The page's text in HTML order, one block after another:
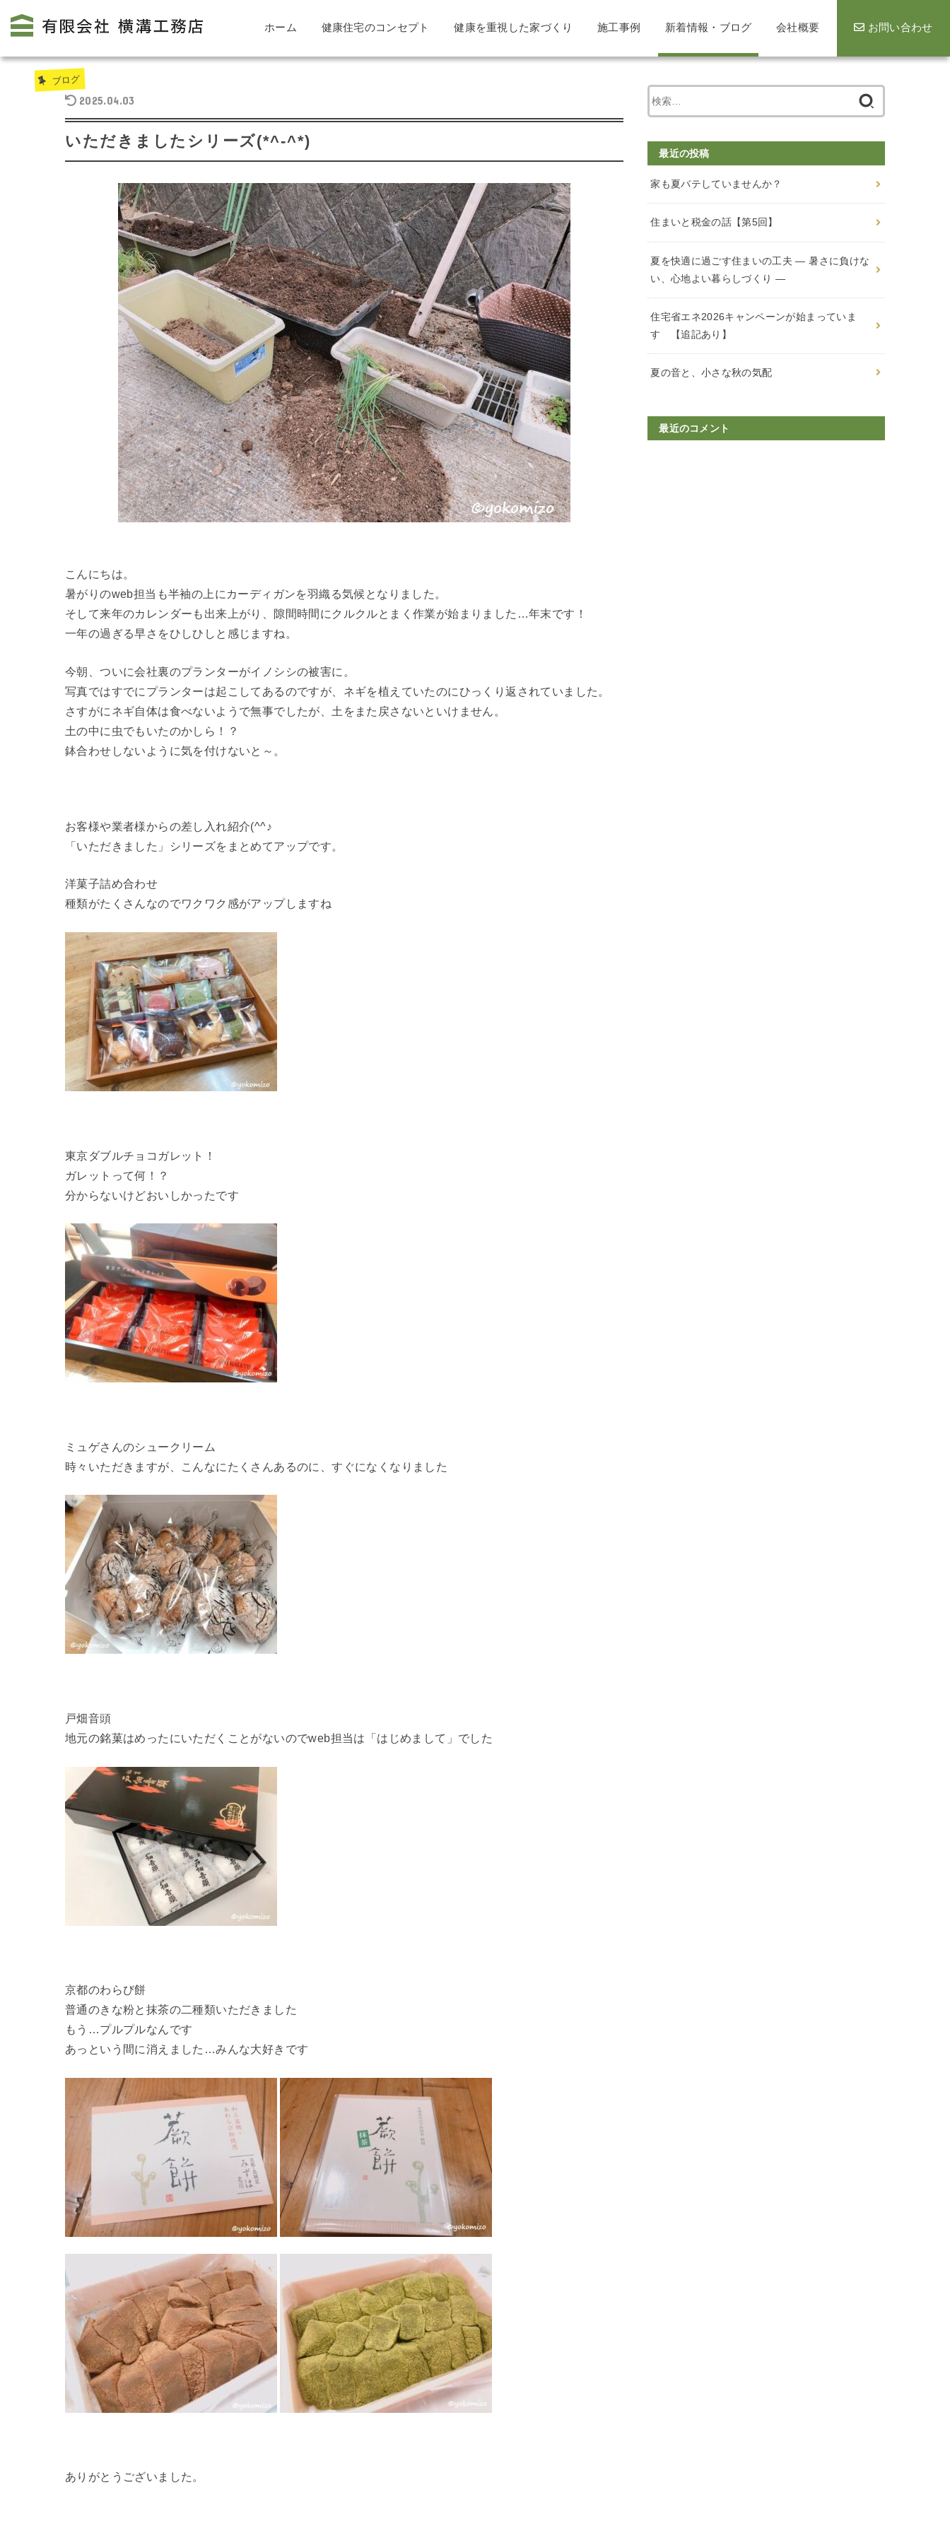
ホーム 健康住宅のコンセプト 健康を重視した家づくり 施工事例 新着情報・ブログ 会社概要 お問い合わせ
ブログ
2025.04.03
いただきましたシリーズ(*^-^*)
こんにちは。
暑がりのweb担当も半袖の上にカーディガンを羽織る気候となりました。
そして来年のカレンダーも出来上がり、隙間時間にクルクルとまく作業が始まりました…年末です！
一年の過ぎる早さをひしひしと感じますね。
今朝、ついに会社裏のプランターがイノシシの被害に。
写真ではすでにプランターは起こしてあるのですが、ネギを植えていたのにひっくり返されていました。
さすがにネギ自体は食べないようで無事でしたが、土をまた戻さないといけません。
土の中に虫でもいたのかしら！？
鉢合わせしないように気を付けないと～。
お客様や業者様からの差し入れ紹介(^^♪
「いただきました」シリーズをまとめてアップです。
洋菓子詰め合わせ
種類がたくさんなのでワクワク感がアップしますね
東京ダブルチョコガレット！
ガレットって何！？
分からないけどおいしかったです
ミュゲさんのシュークリーム
時々いただきますが、こんなにたくさんあるのに、すぐになくなりました
戸畑音頭
地元の銘菓はめったにいただくことがないのでweb担当は「はじめまして」でした
京都のわらび餅
普通のきな粉と抹茶の二種類いただきました
もう…プルプルなんです
あっという間に消えました…みんな大好きです
ありがとうございました。
最近の投稿
家も夏バテしていませんか？
住まいと税金の話【第5回】
夏を快適に過ごす住まいの工夫 ― 暑さに負けな
い、心地よい暮らしづくり ―
住宅省エネ2026キャンペーンが始まっていま
す 【追記あり】
夏の音と、小さな秋の気配
最近のコメント